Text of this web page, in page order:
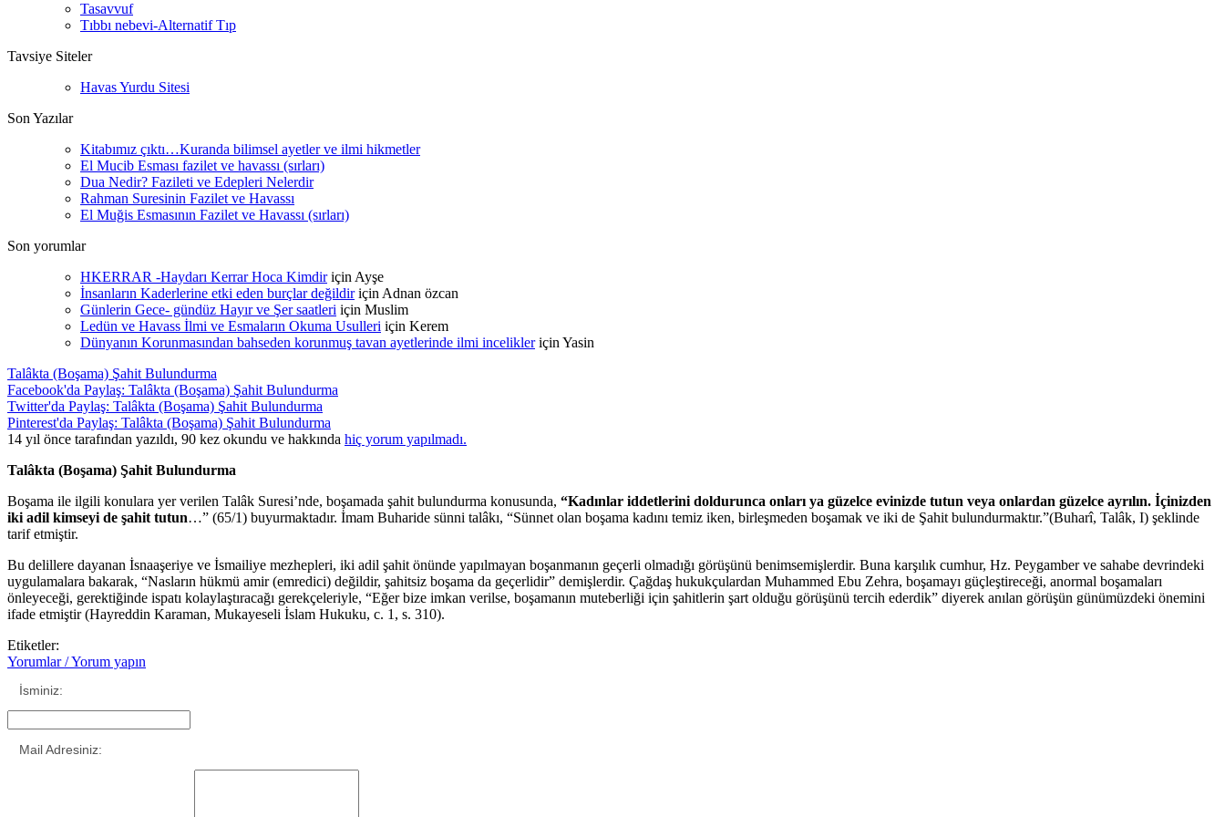
Tasavvuf
Tıbbı nebevi-Alternatif Tıp
Tavsiye Siteler
Havas Yurdu Sitesi
Son Yazılar
Kitabımız çıktı…Kuranda bilimsel ayetler ve ilmi hikmetler
El Mucib Esması fazilet ve havassı (sırları)
Dua Nedir? Fazileti ve Edepleri Nelerdir
Rahman Suresinin Fazilet ve Havassı
El Muğis Esmasının Fazilet ve Havassı (sırları)
Son yorumlar
HKERRAR -Haydarı Kerrar Hoca Kimdiriçin Ayşe
İnsanların Kaderlerine etki eden burçlar değildiriçin Adnan özcan
Günlerin Gece- gündüz Hayır ve Şer saatleri için Muslim
Ledün ve Havass İlmi ve Esmaların Okuma Usulleri için Kerem
Dünyanın Korunmasından bahseden korunmuş tavan ayetlerinde ilmi incelikleriçin Yasin
Talâkta (Boşama) Şahit Bulundurma
Facebook'da Paylaş: Talâkta (Boşama) Şahit Bulundurma
Twitter'da Paylaş: Talâkta (Boşama) Şahit Bulundurma
Pinterest'da Paylaş: Talâkta (Boşama) Şahit Bulundurma
14 yıl önce tarafından yazıldı, 90 kez okundu ve hakkında hiç yorum yapılmadı.
Talâkta (Boşama) Şahit Bulundurma
Boşama ile ilgili konulara yer verilen Talâk Suresi’nde, boşamada şahit bulundurma konusunda, “Kadınlar iddetlerini doldurunca onları ya güzelce evinizde tutun veya onlardan güzelce ayrılın. İçinizden
iki adil kimseyi de şahit tutun…” (65/1) buyurmaktadır. İmam Buharide sünni talâkı, “Sünnet olan boşama kadını temiz iken, birleşmeden boşamak ve iki de Şahit bulundurmaktır.”(Buharî, Talâk, I) şeklinde
tarif etmiştir.
Bu delillere dayanan İsnaaşeriye ve İsmailiye mezhepleri, iki adil şahit önünde yapılmayan boşanmanın geçerli olmadığı görüşünü benimsemişlerdir. Buna karşılık cumhur, Hz. Peygamber ve sahabe devrindeki
uygulamalara bakarak, “Nasların hükmü amir (emredici) değildir, şahitsiz boşama da geçerlidir” demişlerdir. Çağdaş hukukçulardan Muhammed Ebu Zehra, boşamayı güçleştireceği, anormal boşamaları
önleyeceği, gerektiğinde ispatı kolaylaştıracağı gerekçeleriyle, “Eğer bize imkan verilse, boşamanın muteberliği için şahitlerin şart olduğu görüşünü tercih ederdik” diyerek anılan görüşün günümüzdeki önemini
ifade etmiştir (Hayreddin Karaman, Mukayeseli İslam Hukuku, c. 1, s. 310).
Etiketler:
Yorumlar / Yorum yapın
İsminiz:
Mail Adresiniz: